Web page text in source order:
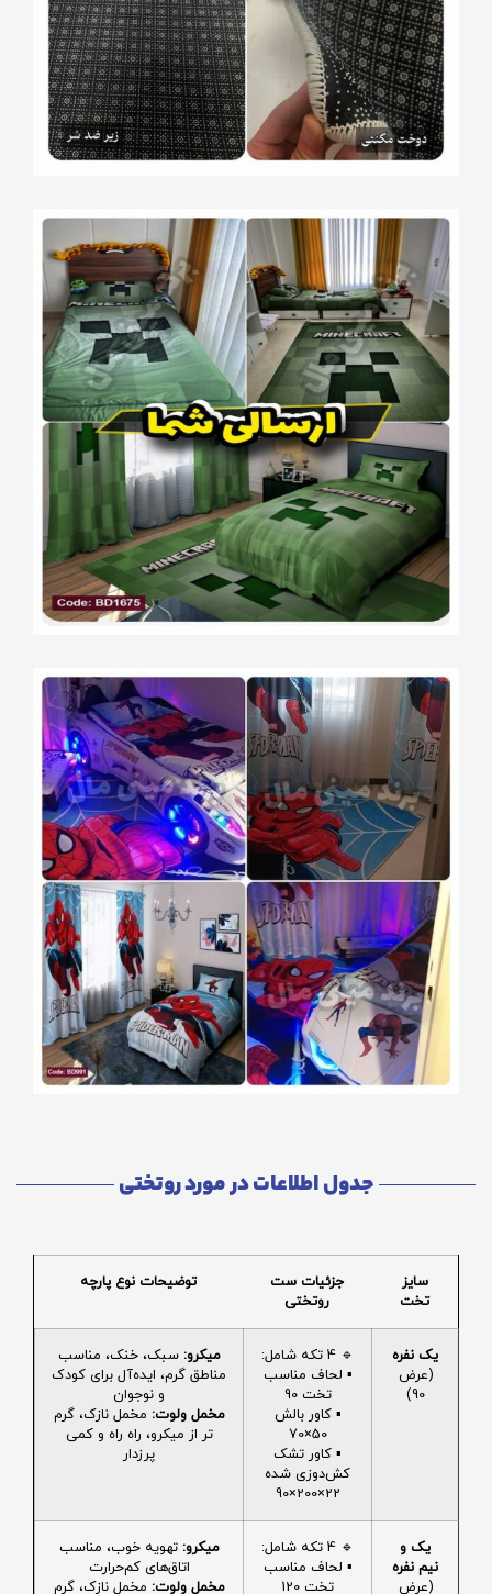
جدول اطلاعات در مورد روتختی
سایز
تخت
جزئیات ست
روتختی
توضیحات نوع پارچه
یک نفره
(عرض
90)
🔹 4 تکه شامل:
▪️ لحاف مناسب
تخت 90
▪️ کاور بالش
50×70
▪️ کاور تشک
کش‌دوزی شده
22×200×90
میکرو: سبک، خنک، مناسب
مناطق گرم، ایده‌آل برای کودک
و نوجوان
مخمل ولوت: مخمل نازک، گرم
تر از میکرو، راه راه و کمی
پرزدار
یک و
نیم نفره
(عرض
🔹 4 تکه شامل:
▪️ لحاف مناسب
تخت 120
میکرو: تهویه خوب، مناسب
اتاق‌های کم‌حرارت
مخمل ولوت: مخمل نازک، گرم